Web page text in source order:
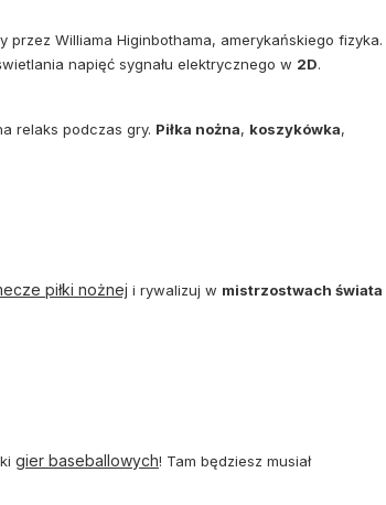
przez Williama Higinbothama, amerykańskiego fizyka.
napięć sygnału elektrycznego w 2D.
relaks podczas gry. Piłka nożna, koszykówka,
piłki nożnej i rywalizuj w mistrzostwach świata
gier baseballowych! Tam będziesz musiał